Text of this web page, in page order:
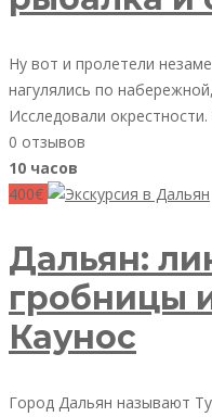
Ну вот и пролетели
нагулялись по
Исследовали окрестности.
0 отзывов
10 часов
400€
Дальян:
гробницы
Каунос
Город Дальян называют